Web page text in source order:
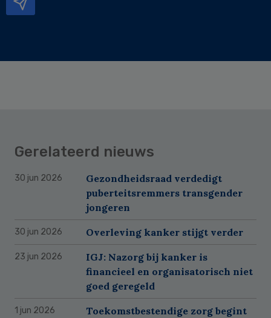
Gerelateerd nieuws
30 jun 2026
Gezondheidsraad verdedigt
puberteitsremmers transgender
jongeren
30 jun 2026 Overleving kanker stijgt verder
23 jun 2026
IGJ: Nazorg bij kanker is
financieel en organisatorisch niet
goed geregeld
1 jun 2026
Toekomstbestendige zorg begint